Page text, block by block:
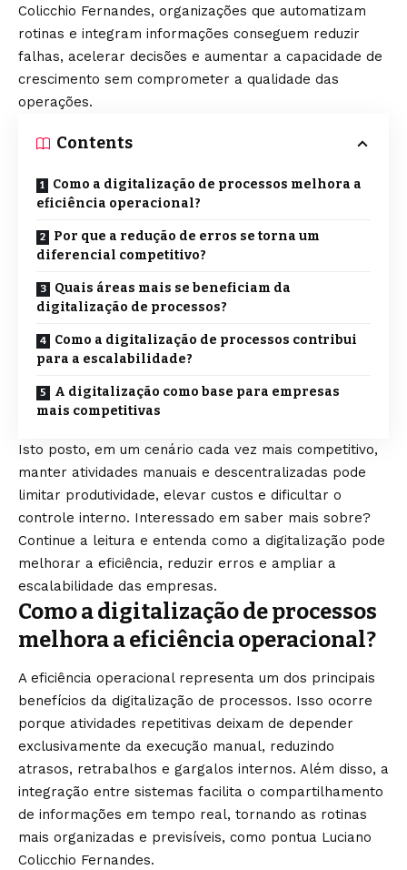
Colicchio Fernandes, organizações que automatizam
rotinas e integram informações conseguem reduzir
falhas, acelerar decisões e aumentar a capacidade de
crescimento sem comprometer a qualidade das
operações.
Contents
Como a digitalização de processos melhora a
eficiência operacional?
Por que a redução de erros se torna um
diferencial competitivo?
Quais áreas mais se beneficiam da
digitalização de processos?
Como a digitalização de processos contribui
para a escalabilidade?
A digitalização como base para empresas
mais competitivas
Isto posto, em um cenário cada vez mais competitivo,
manter atividades manuais e descentralizadas pode
limitar produtividade, elevar custos e dificultar o
controle interno. Interessado em saber mais sobre?
Continue a leitura e entenda como a digitalização pode
melhorar a eficiência, reduzir erros e ampliar a
escalabilidade das empresas.
Como a digitalização de processos
melhora a eficiência operacional?
A eficiência operacional representa um dos principais
benefícios da digitalização de processos. Isso ocorre
porque atividades repetitivas deixam de depender
exclusivamente da execução manual, reduzindo
atrasos, retrabalhos e gargalos internos. Além disso, a
integração entre sistemas facilita o compartilhamento
de informações em tempo real, tornando as rotinas
mais organizadas e previsíveis, como pontua Luciano
Colicchio Fernandes.